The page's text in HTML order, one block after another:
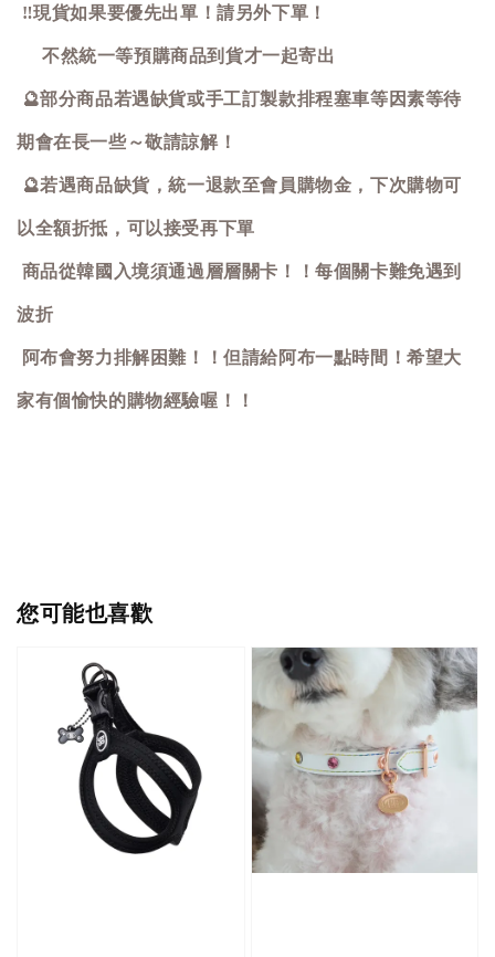
‼️現貨如果要優先出單！請另外下單！
不然統一等預購商品到貨才一起寄出
🔮部分商品若遇缺貨或手工訂製款排程塞車等因素等待
期會在長一些～敬請諒解！
🔮若遇商品缺貨，統一退款至會員購物金，下次購物可
以全額折抵，可以接受再下單
商品從韓國入境須通過層層關卡！！每個關卡難免遇到
波折
阿布會努力排解困難！！但請給阿布一點時間！希望大
家有個愉快的購物經驗喔！！
您可能也喜歡